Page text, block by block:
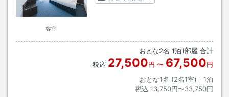
客室
おとな2名 1泊1部屋 合計
税込 27,500円 〜 67,500円
おとな1名 (2名1室)｜ 1泊
税込 13,750円〜33,750円